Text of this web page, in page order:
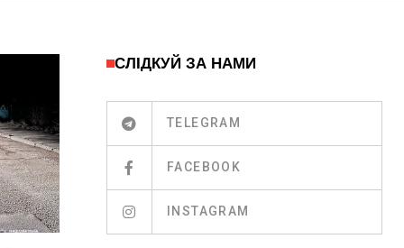
СЛІДКУЙ ЗА НАМИ
TELEGRAM
FACEBOOK
INSTAGRAM